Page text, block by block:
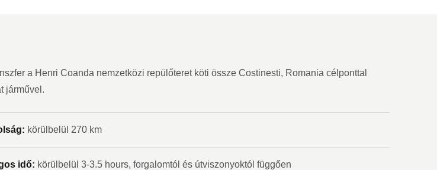
a Henri Coanda nemzetközi repülőteret köti össze Costinesti, Romania célponttal
járművel.
körülbelül 270 km
idő: körülbelül 3-3.5 hours, forgalomtól és útviszonyoktól függően